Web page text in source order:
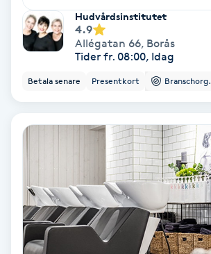
Hollywood Peel
Hot Stone Massage
Hudföryngring
Hudvård
Hyaluronsyra
Hudvårdsinstitutet
4.9
Allégatan 66, Borås
Tider fr. 08:00, Idag
Betala senare Presentkort Branschorg.